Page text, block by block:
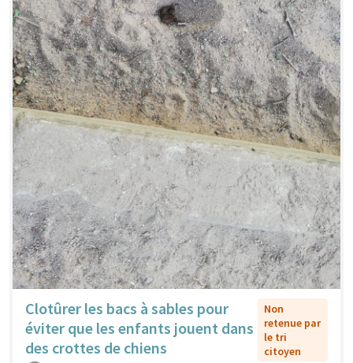
Clotûrer les bacs à sables pour
éviter que les enfants jouent dans
des crottes de chiens
Non
retenue par
le tri
citoyen